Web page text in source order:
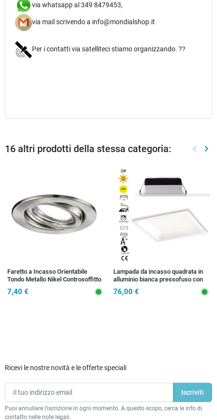
via whatsapp al 349 8479453,
via mail scrivendo a info@mondialshop.it
Per i contatti via satelliteci stiamo organizzando. ??
16 altri prodotti della stessa categoria: keyboard_arrow_left keyboard_arrow_right
Faretto a Incasso Orientabile
Tondo Metallo Nikel Controsoffitto
7,40 €
Lampada da incasso quadrata in
alluminio bianca pressofuso con
2700Lm30W
76,00 €
Ricevi le nostre novità e le offerte speciali
Puoi annullare l'iscrizione in ogni momento. A questo scopo, cerca le info di
contatto nelle note legali.